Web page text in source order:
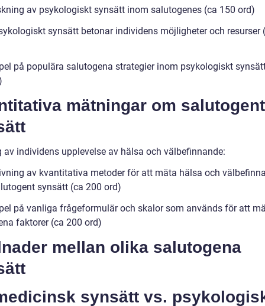
av psykologiskt synsätt inom salutogenes (ca 150 ord)
synsätt betonar individens möjligheter och resurser
på populära salutogena strategier inom psykologiskt
mätningar om salutogent
av individens upplevelse av hälsa och välbefinnande:
av kvantitativa metoder för att mäta hälsa och
synsätt (ca 200 ord)
på vanliga frågeformulär och skalor som används för att
faktorer (ca 200 ord)
mellan olika salutogena
synsätt vs.